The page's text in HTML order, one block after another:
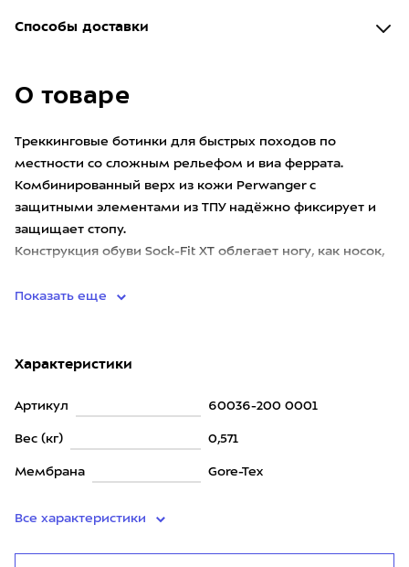
Способы доставки
О товаре
Треккинговые ботинки для быстрых походов по
местности со сложным рельефом и виа феррата.
Комбинированный верх из кожи Perwanger c
защитными элементами из ТПУ надёжно фиксирует и
защищает стопу.
Конструкция обуви Sock-Fit XT облегает ногу, как носок,
Показать еще
Характеристики
Артикул 60036-200 0001
Вес (кг) 0,571
Мембрана Gore-Tex
Все характеристики